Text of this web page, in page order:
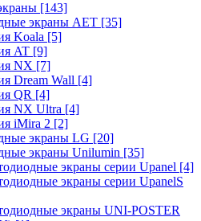
[143]
экраны AET [35]
Koala [5]
AT [9]
NX [7]
Dream Wall [4]
QR [4]
NX Ultra [4]
iMira 2 [2]
экраны LG [20]
экраны Unilumin [35]
экраны серии Upanel [4]
экраны серии UpanelS
экраны UNI-POSTER